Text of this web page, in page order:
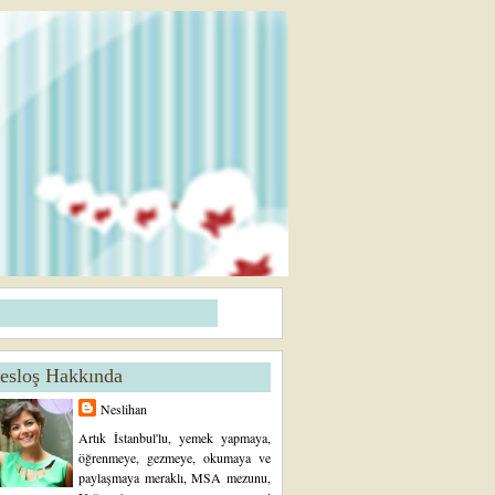
Hakkında
Neslihan
Artık İstanbul'lu, yemek yapmaya,
öğrenmeye, gezmeye, okumaya ve
paylaşmaya meraklı, MSA mezunu,